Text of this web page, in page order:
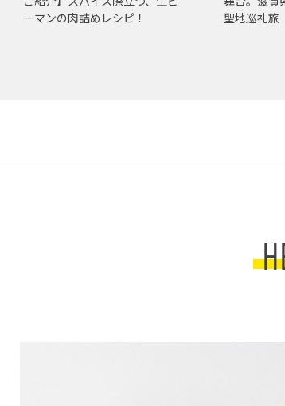
ーマンの肉詰めレシピ！
聖地巡礼旅